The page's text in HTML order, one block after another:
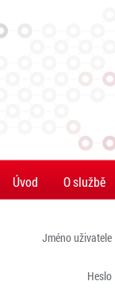
Úvod O službě
Jméno uživatele
Heslo